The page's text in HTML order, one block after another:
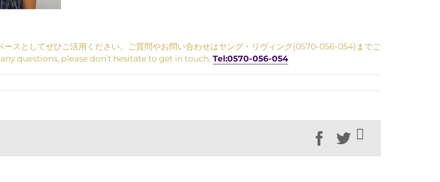
ースとしてぜひご活用ください。ご質問やお問い合わせはヤング・リヴィング(0570-056-054)までご
any questions, please don’t hesitate to get in touch. Tel:0570-056-054
Facebook
Twitter